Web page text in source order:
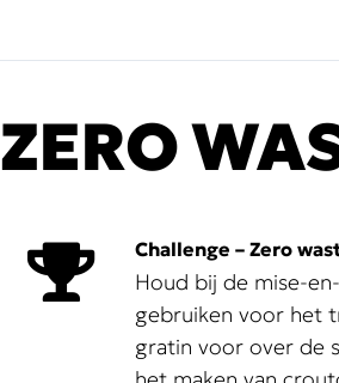
ZERO
Challenge – Zero
Houd bij de mise-en-
gebruiken voor het
gratin voor over de